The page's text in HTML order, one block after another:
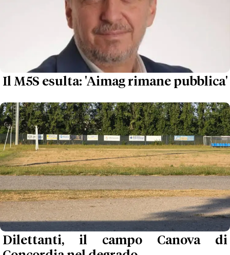
Il M5S esulta: 'Aimag rimane pubblica'
Dilettanti, il campo Canova di